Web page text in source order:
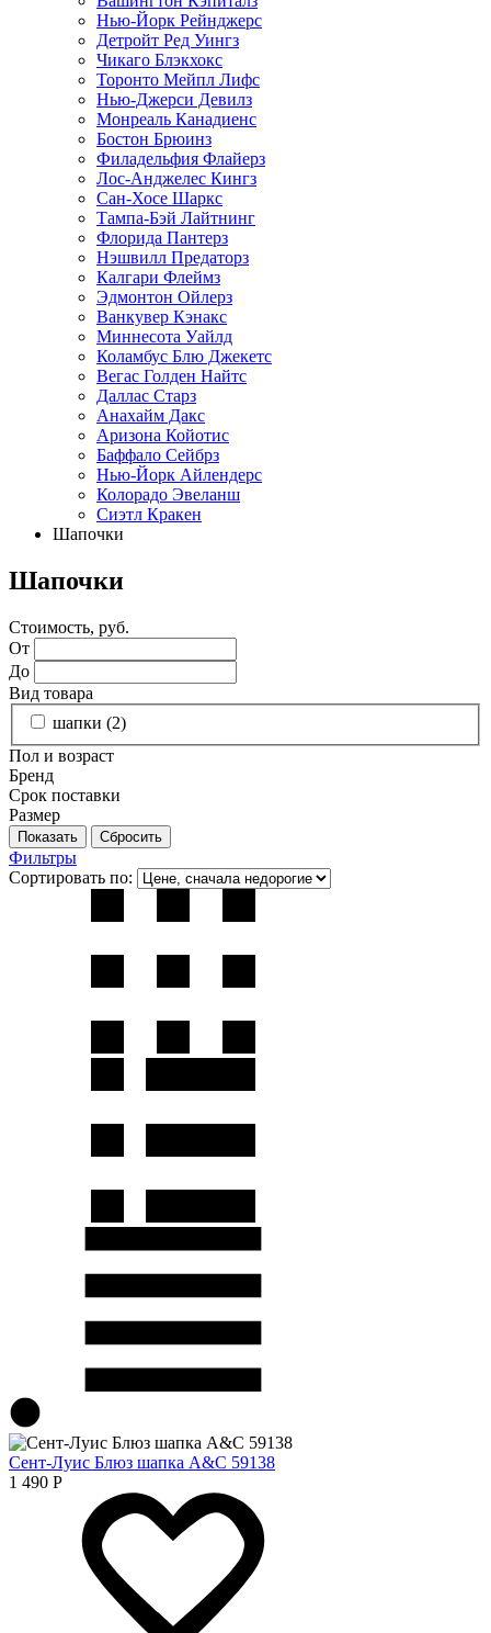
Нью-Йорк Рейнджерс
Детройт Ред Уингз
Чикаго Блэкхокс
Торонто Мейпл Лифс
Нью-Джерси Девилз
Монреаль Канадиенс
Бостон Брюинз
Филадельфия Флайерз
Лос-Анджелес Кингз
Сан-Хосе Шаркс
Тампа-Бэй Лайтнинг
Флорида Пантерз
Нэшвилл Предаторз
Калгари Флеймз
Эдмонтон Ойлерз
Ванкувер Кэнакс
Миннесота Уайлд
Коламбус Блю Джекетс
Вегас Голден Найтс
Даллас Старз
Анахайм Дакс
Аризона Койотис
Баффало Сейбрз
Нью-Йорк Айлендерс
Колорадо Эвеланш
Сиэтл Кракен
Шапочки
Шапочки
Стоимость, руб.
От
До
Вид товара
шапки (2)
Пол и возраст
Бренд
Срок поставки
Размер
Фильтры
Сортировать по:
Сент-Луис Блюз шапка A&C 59138
1 490 Р